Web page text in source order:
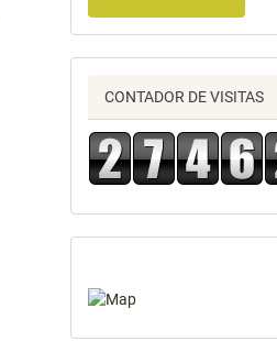
CONTADOR DE VISITAS